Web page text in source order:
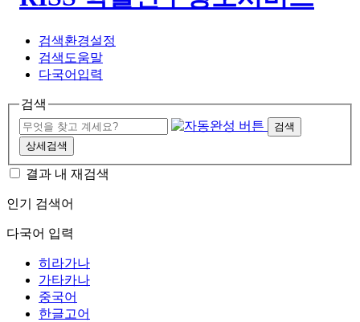
검색환경설정
검색도움말
다국어입력
검색
검색
상세검색
결과 내 재검색
인기 검색어
다국어 입력
히라가나
가타카나
중국어
한글고어